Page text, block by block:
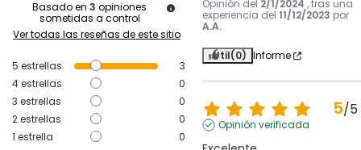
Basado en 3 opiniones
sometidas a control
Ver todas las reseñas de este sitio
5 estrellas
3
4estrellas
0
3 estrellas
0
2estrellas
0
1 estrella 0
Opinión del 2/1/2024 , tras una
experiencia del 11/12/2023 por
A.A.
Útil(0) Informe
5/5
Opinión verificada